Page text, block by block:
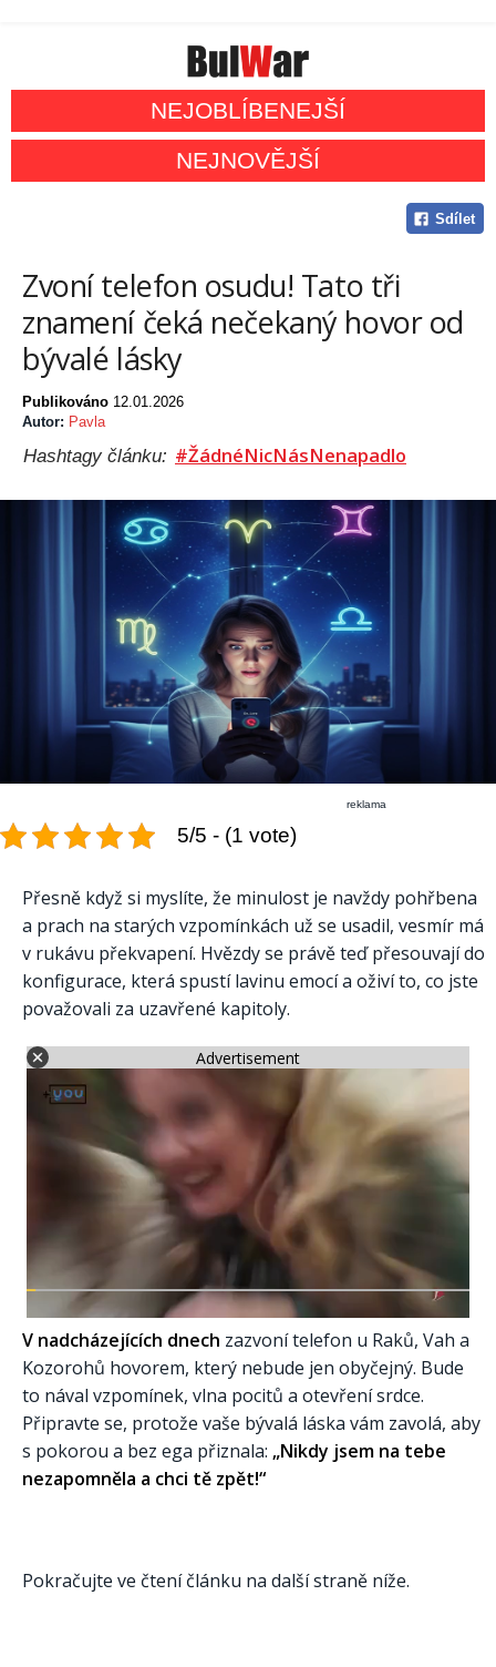
NEJOBLÍBENEJŠÍ
NEJNOVĚJŠÍ
Sdílet
Zvoní telefon osudu! Tato tři
znamení čeká nečekaný hovor od
bývalé lásky
Publikováno 12.01.2026
Autor: Pavla
Hashtagy článku: #ŽádnéNicNásNenapadlo
reklama
5/5 - (1 vote)
Přesně když si myslíte, že minulost je navždy pohřbena
a prach na starých vzpomínkách už se usadil, vesmír má
v rukávu překvapení. Hvězdy se právě teď přesouvají do
konfigurace, která spustí lavinu emocí a oživí to, co jste
považovali za uzavřené kapitoly.
Advertisement
V nadcházejících dnech zazvoní telefon u Raků, Vah a
Kozorohů hovorem, který nebude jen obyčejný. Bude
to nával vzpomínek, vlna pocitů a otevření srdce.
Připravte se, protože vaše bývalá láska vám zavolá, aby
s pokorou a bez ega přiznala: „Nikdy jsem na tebe
nezapomněla a chci tě zpět!“
Pokračujte ve čtení článku na další straně níže.